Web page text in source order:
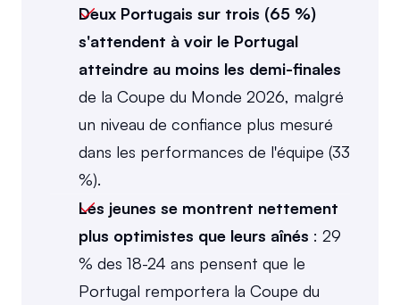
Deux Portugais sur trois (65 %)
s'attendent à voir le Portugal
atteindre au moins les demi-finales
de la Coupe du Monde 2026, malgré
un niveau de confiance plus mesuré
dans les performances de l'équipe (33
%).
Les jeunes se montrent nettement
plus optimistes que leurs aînés : 29
% des 18-24 ans pensent que le
Portugal remportera la Coupe du